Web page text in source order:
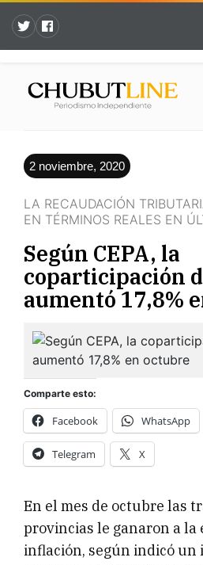
2 noviembre, 2020
LA RECAUDACIÓN
EN TÉRMINOS REALES EN
Según CEPA, la
coparticipación
aumentó 17,8%
Comparte esto:
Facebook WhatsApp
Telegram X
En el mes de octubre las
provincias le ganaron a la
inflación, según indicó un